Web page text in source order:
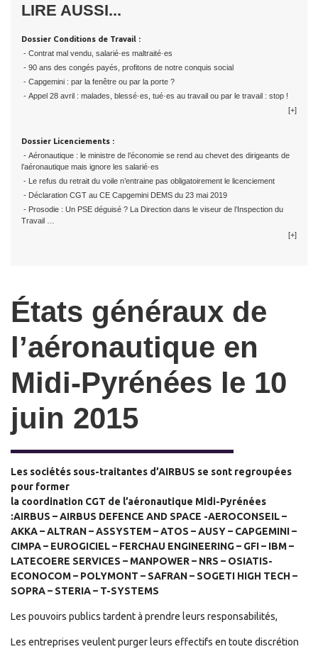
LIRE AUSSI...
Dossier Conditions de Travail :
- Contrat mal vendu, salarié·es maltraité·es
- 90 ans des congés payés, profitons de notre conquis social
- Capgemini : par la fenêtre ou par la porte ?
- Appel 28 avril : malades, blessé·es, tué·es au travail ou par le travail : stop !
[+]
Dossier Licenciements :
- Aéronautique : le ministre de l’économie se rend au chevet des dirigeants de
l’aéronautique mais ignore les salarié·es
- Le refus du retrait du voile n’entraine pas obligatoirement le licenciement
- Déclaration CGT au CE Capgemini DEMS du 23 mai 2019
- Prosodie : Un PSE déguisé ? La Direction dans le viseur de l’Inspection du
Travail …
[+]
États généraux de
l’aéronautique en
Midi-Pyrénées le 10
juin 2015
Les sociétés sous-traitantes d’AIRBUS se sont regroupées
pour former
la coordination CGT de l’aéronautique Midi-Pyrénées
:AIRBUS – AIRBUS DEFENCE AND SPACE -AEROCONSEIL –
AKKA – ALTRAN – ASSYSTEM – ATOS – AUSY – CAPGEMINI –
CIMPA – EUROGICIEL – FERCHAU ENGINEERING – GFI – IBM –
LATECOERE SERVICES – MANPOWER – NRS – OSIATIS-
ECONOCOM – POLYMONT – SAFRAN – SOGETI HIGH TECH –
SOPRA – STERIA – T-SYSTEMS
Les pouvoirs publics tardent à prendre leurs responsabilités,
Les entreprises veulent purger leurs effectifs en toute discrétion